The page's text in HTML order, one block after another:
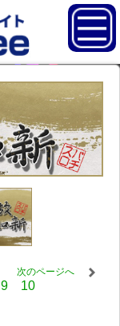
9 10
次のページへ